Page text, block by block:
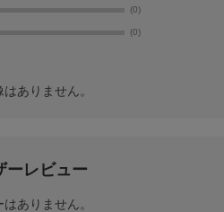
(0)
(0)
ありません。
ーレビュー
ありません。